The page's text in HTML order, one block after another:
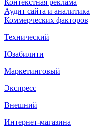
Контекстная реклама
Аудит сайта и аналитика
Коммерческих факторов
Технический
Юзабилити
Маркетинговый
Экспресс
Внешний
Интернет-магазина